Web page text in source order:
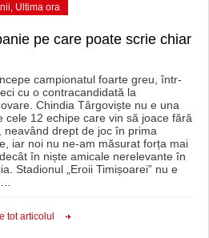
, Ultima ora
pe care poate scrie chiar
campionatul foarte greu, într-
cu o contracandidată la
Chindia Târgoviște nu e una
cele 12 echipe care vin să joace fără
neavând drept de joc în prima
iar noi nu ne-am măsurat forța mai
în niște amicale nerelevante în
Stadionul „Eroii Timișoarei” nu e
tot articolul